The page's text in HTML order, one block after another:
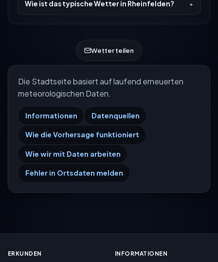
Wie ist das typische Wetter in Rheinfelden?
Wetter teilen
Die Stadtseite basiert auf laufend erneuerten
meteorologischen Daten.
Informationen Datenquellen
Wie die Vorhersage funktioniert
Wie wir mit Daten arbeiten
Fehler in Ortsdaten melden
ERKUNDEN INFORMATIONEN